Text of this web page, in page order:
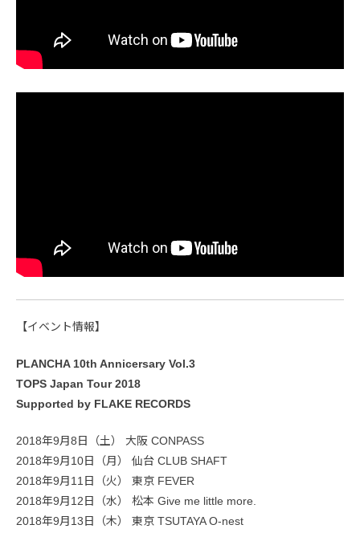
【イベント情報】
PLANCHA 10th Annicersary Vol.3
TOPS Japan Tour 2018
Supported by FLAKE RECORDS
2018年9月8日（土） 大阪 CONPASS
2018年9月10日（月） 仙台 CLUB SHAFT
2018年9月11日（火） 東京 FEVER
2018年9月12日（水） 松本 Give me little more.
2018年9月13日（木） 東京 TSUTAYA O-nest